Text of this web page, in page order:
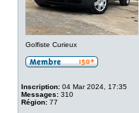
Golfiste Curieux
Inscription: 04 Mar 2024, 17:35
Messages: 310
Région: 77